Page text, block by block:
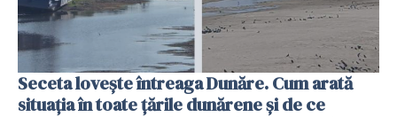
Seceta lovește întreaga Dunăre. Cum arată
situația în toate țările dunărene și de ce